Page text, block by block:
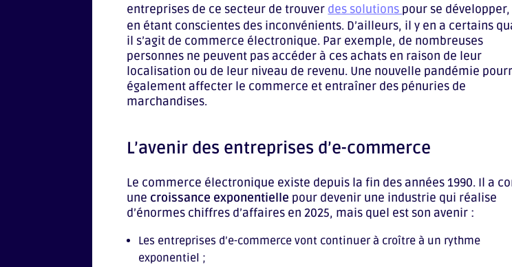
entreprises de ce secteur de trouver des solutions pour se
en étant conscientes des inconvénients. D’ailleurs, il y en a certains
il s’agit de commerce électronique. Par exemple, de nombreuses
personnes ne peuvent pas accéder à ces achats en raison de leur
localisation ou de leur niveau de revenu. Une nouvelle pandémie
également affecter le commerce et entraîner des pénuries de
marchandises.
L’avenir des entreprises d’e-commerce
Le commerce électronique existe depuis la fin des années 1990. Il a
une croissance exponentielle pour devenir une industrie qui réalise
d’énormes chiffres d’affaires en 2025, mais quel est son avenir :
Les entreprises d’e-commerce vont continuer à croître à un rythme
exponentiel ;